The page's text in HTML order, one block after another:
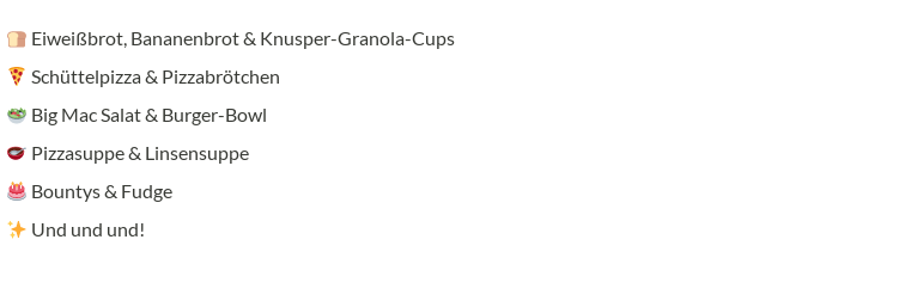
Eiweißbrot, Bananenbrot & Knusper-Granola-Cups
Schüttelpizza & Pizzabrötchen
Big Mac Salat & Burger-Bowl
Pizzasuppe & Linsensuppe
Bountys & Fudge
Und und und!